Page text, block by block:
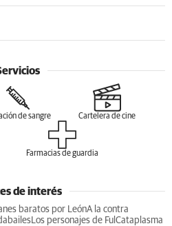
de sangre Cartelera de cine
Farmacias de guardia
de interés
baratos por LeónA la contra
Los personajes de Ful Cataplasma